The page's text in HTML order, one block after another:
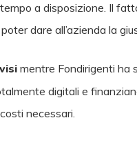
a disposizione. Il
dare all’azienda la
mentre Fondirigenti ha
digitali e
necessari.